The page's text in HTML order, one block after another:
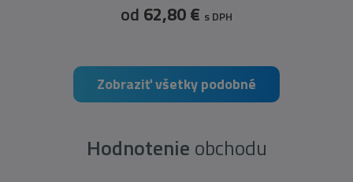
od 62,80 € s DPH
Zobraziť všetky podobné
Hodnotenie obchodu